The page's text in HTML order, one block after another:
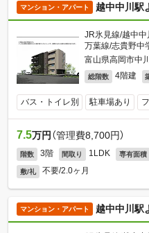
マンション・アパート 越中中川駅
JR氷見線/越中
万葉線/志貴野中
富山県高岡市中
総階数 4階建
バス・トイレ別 駐車場あり
7.5万円 （管理費8,700円）
階数 3階 間取り 1LDK 専有面積
敷/礼 不要/2.0ヶ月
マンション・アパート 越中中川駅